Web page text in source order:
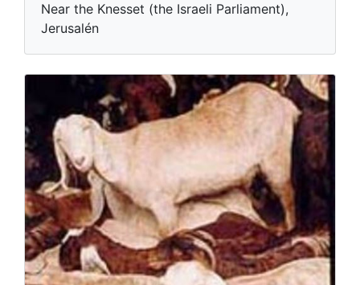
Near the Knesset (the Israeli Parliament),
Jerusalén